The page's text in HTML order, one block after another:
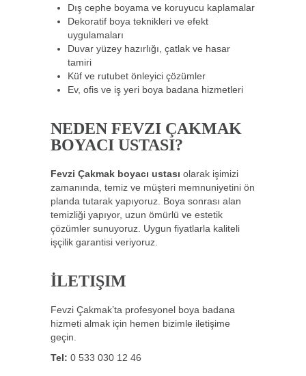
Dış cephe boyama ve koruyucu kaplamalar
Dekoratif boya teknikleri ve efekt
uygulamaları
Duvar yüzey hazırlığı, çatlak ve hasar
tamiri
Küf ve rutubet önleyici çözümler
Ev, ofis ve iş yeri boya badana hizmetleri
NEDEN FEVZI ÇAKMAK
BOYACI USTASI?
Fevzi Çakmak boyacı ustası olarak işimizi
zamanında, temiz ve müşteri memnuniyetini ön
planda tutarak yapıyoruz. Boya sonrası alan
temizliği yapıyor, uzun ömürlü ve estetik
çözümler sunuyoruz. Uygun fiyatlarla kaliteli
işçilik garantisi veriyoruz.
İLETIŞIM
Fevzi Çakmak’ta profesyonel boya badana
hizmeti almak için hemen bizimle iletişime
geçin.
Tel: 0 533 030 12 46